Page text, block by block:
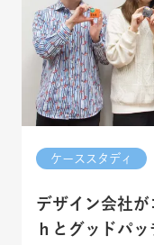
ケーススタディ
デザイン会社
ｈとグッドパ